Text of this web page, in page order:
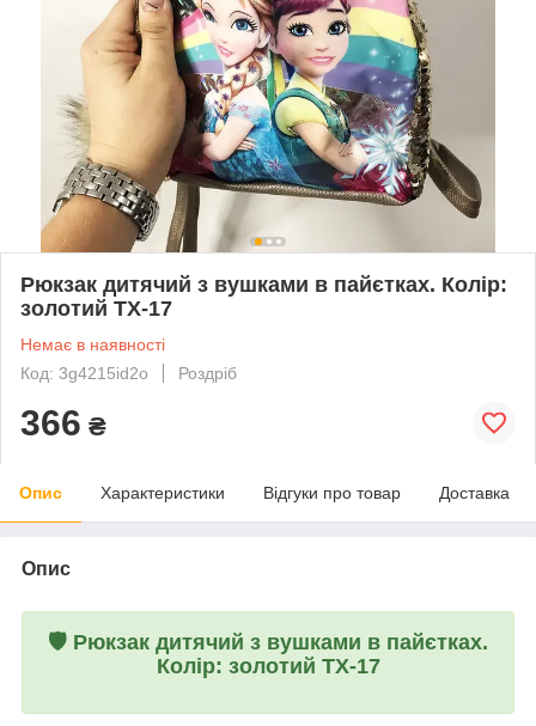
Рюкзак дитячий з вушками в пайєтках. Колір:
золотий TX-17
Немає в наявності
Код: 3g4215id2o
Роздріб
366 ₴
Опис Характеристики Відгуки про товар Доставка
Опис
🛡️ Рюкзак дитячий з вушками в пайєтках.
Колір: золотий TX-17